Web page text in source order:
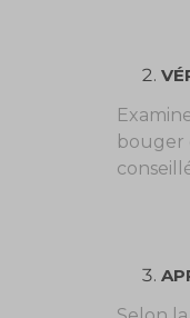
bouger